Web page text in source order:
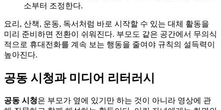
소부터 조정한다.
요리, 산책, 운동, 독서처럼 바로 시작할 수 있는 대체 활동을
미리 준비하면 전환이 쉬워진다. 부모도 같은 공간에서 무의식
적으로 휴대전화를 계속 보는 행동을 줄여야 규칙의 설득력이
높아진다.
공동 시청과 미디어 리터러시
공동 시청은 부모가 옆에 있기만 하는 것이 아니라 영상에 관